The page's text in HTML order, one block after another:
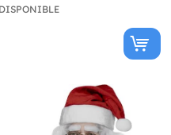
DISPONIBLE